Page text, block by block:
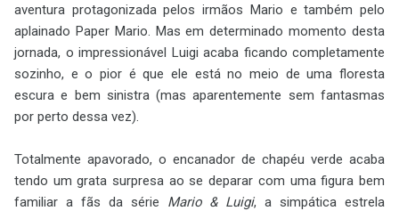
aventura protagonizada pelos irmãos Mario e também pelo
aplainado Paper Mario. Mas em determinado momento desta
jornada, o impressionável Luigi acaba ficando completamente
sozinho, e o pior é que ele está no meio de uma floresta
escura e bem sinistra (mas aparentemente sem fantasmas
por perto dessa vez).
Totalmente apavorado, o encanador de chapéu verde acaba
tendo um grata surpresa ao se deparar com uma figura bem
familiar a fãs da série Mario & Luigi, a simpática estrela